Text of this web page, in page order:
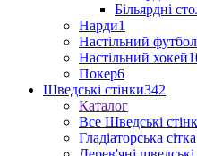
Більярдні
Нарди1
Настільний футбол
Настільний хокей
Покер6
Шведські стінки342
Каталог
Все Шведські
Гладіаторська сітка